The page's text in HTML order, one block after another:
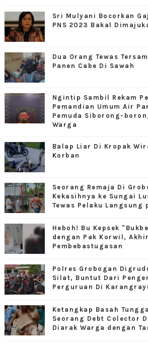
Sri Mulyani Bocorkan
PNS 2023 Bakal
Dua Orang Tewas
Panen Cabe Di Sawah
Ngintip Sambil Rekam
Pemandian Umum Air
Pemuda Siborong-
Warga
Balap Liar Di Kropak
Korban
Seorang Remaja Di
Kekasihnya ke Sungai
Tewas Pelaku Langsung
Heboh! Bu Kepsek
dengan Pak Korwil,
Pembebastugasan
Polres Grobogan
Silat, Buntut Dari
Perguruan Di
Ketangkap Basah
Seorang Debt Colector
Diarak Warga dengan